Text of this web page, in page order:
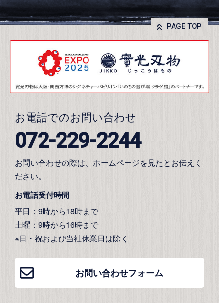
PAGE TOP
お電話でのお問い合わせ
072-229-2244
お問い合わせの際は、ホームページを見たとお伝えく
ださい。
お電話受付時間
平日：9時から18時まで
土曜：9時から16時まで
※日・祝および当社休業日は除く
お問い合わせフォーム